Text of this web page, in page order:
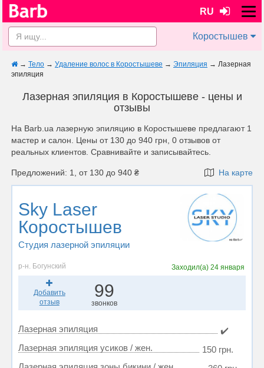
RU
Коростышев
→ Тело → Удаление волос в Коростышеве → Эпиляция → Лазерная
эпиляция
Лазерная эпиляция в Коростышеве - цены и
отзывы
На Barb.ua лазерную эпиляцию в Коростышеве предлагают 1
мастер и салон. Цены от 130 до 940 грн, 0 отзывов от
реальных клиентов. Сравнивайте и записывайтесь.
Предложений: 1, от 130 до 940 ₴ На карте
Sky Laser
Коростышев
Студия лазерной эпиляции
р-н. Богунский Заходил(а) 24 января
Добавить
отзыв
99
звонков
Лазерная эпиляция
✔️
Лазерная эпиляция усиков / жен.
150 грн.